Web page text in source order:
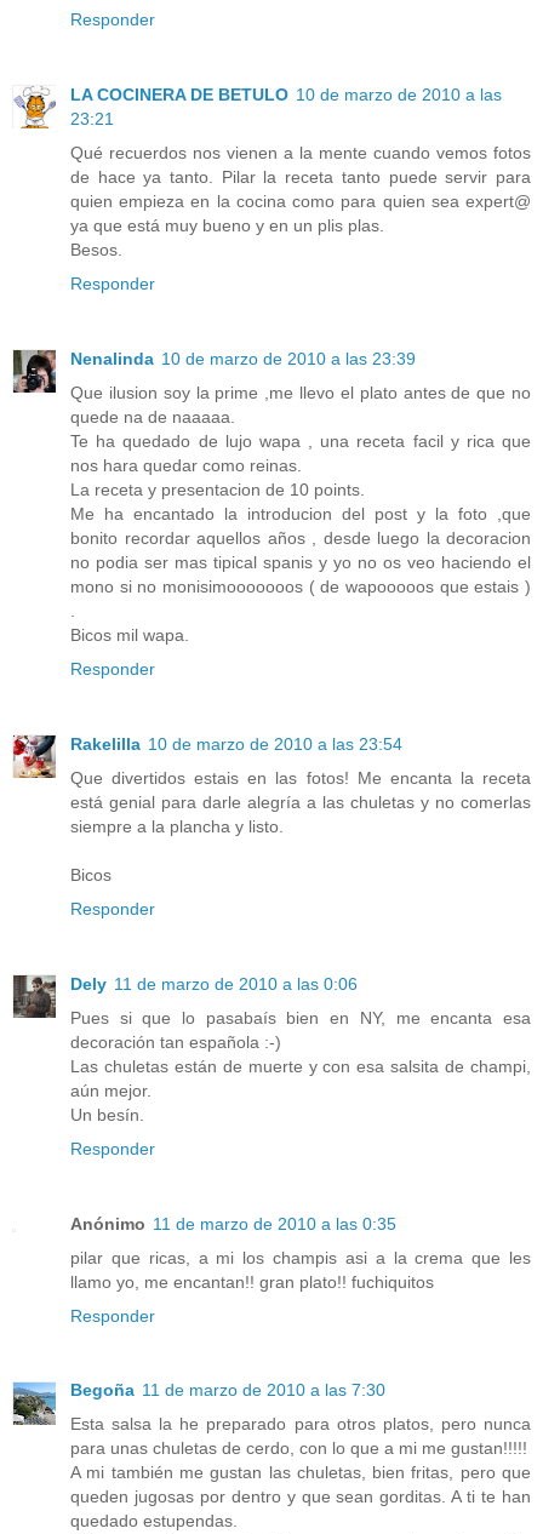
Responder
LA COCINERA DE BETULO 10 de marzo de 2010 a las
23:21
Qué recuerdos nos vienen a la mente cuando vemos fotos
de hace ya tanto. Pilar la receta tanto puede servir para
quien empieza en la cocina como para quien sea expert@
ya que está muy bueno y en un plis plas.
Besos.
Responder
Nenalinda 10 de marzo de 2010 a las 23:39
Que ilusion soy la prime ,me llevo el plato antes de que no
quede na de naaaaa.
Te ha quedado de lujo wapa , una receta facil y rica que
nos hara quedar como reinas.
La receta y presentacion de 10 points.
Me ha encantado la introducion del post y la foto ,que
bonito recordar aquellos años , desde luego la decoracion
no podia ser mas tipical spanis y yo no os veo haciendo el
mono si no monisimooooooos ( de wapooooos que estais )
Bicos mil wapa.
Responder
Rakelilla 10 de marzo de 2010 a las 23:54
Que divertidos estais en las fotos! Me encanta la receta
está genial para darle alegría a las chuletas y no comerlas
siempre a la plancha y listo.
Bicos
Responder
Dely 11 de marzo de 2010 a las 0:06
Pues si que lo pasabaís bien en NY, me encanta esa
decoración tan española :-)
Las chuletas están de muerte y con esa salsita de champi,
aún mejor.
Un besín.
Responder
Anónimo 11 de marzo de 2010 a las 0:35
pilar que ricas, a mi los champis asi a la crema que les
llamo yo, me encantan!! gran plato!! fuchiquitos
Responder
Begoña 11 de marzo de 2010 a las 7:30
Esta salsa la he preparado para otros platos, pero nunca
para unas chuletas de cerdo, con lo que a mi me gustan!!!!!
A mi también me gustan las chuletas, bien fritas, pero que
queden jugosas por dentro y que sean gorditas. A ti te han
quedado estupendas.